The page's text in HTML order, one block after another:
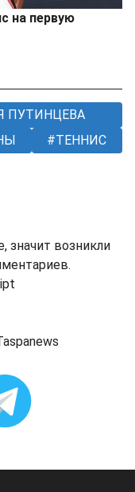
на первую
ПУТИНЦЕВА
ТЕННИС
значит возникли